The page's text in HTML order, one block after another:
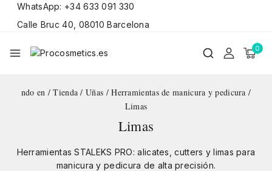
WhatsApp: +34 633 091 330
Calle Bruc 40, 08010 Barcelona
0
ndo en / Tienda / Uñas / Herramientas de manicura y pedicura /
Limas
Limas
Herramientas STALEKS PRO: alicates, cutters y limas para
manicura y pedicura de alta precisión.